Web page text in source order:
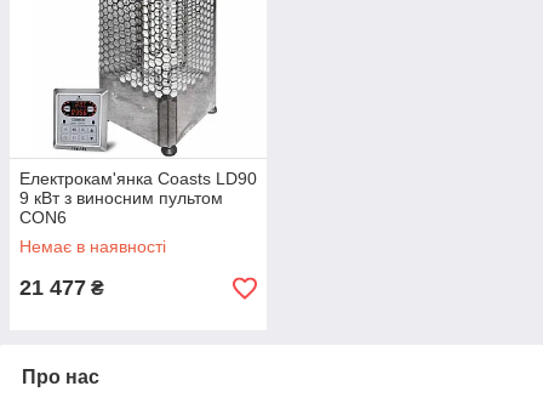
Електрокам'янка Coasts LD90
9 кВт з виносним пультом
CON6
Немає в наявності
21 477 ₴
Про нас